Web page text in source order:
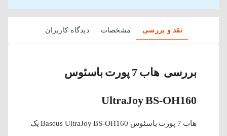
نقد و بررسی مشخصات دیدگاه کاربران
بررسی هاب 7 پورت باسئوس
UltraJoy BS-OH160
هاب 7 پورت باسئوس Baseus UltraJoy BS-OH160 یک